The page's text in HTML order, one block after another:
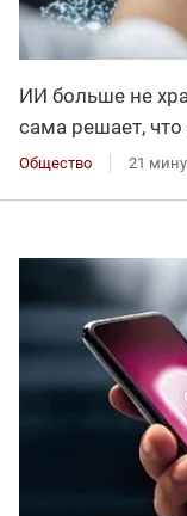
ИИ больше не
сама решает,
Общество 21